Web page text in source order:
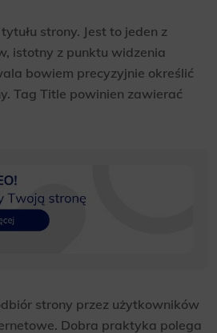
strony. Jest to jeden z
istotny z punktu widzenia
bowiem precyzyjnie określić
Tag Title powinien zawierać
strony przez użytkowników
Dobra praktyka polega